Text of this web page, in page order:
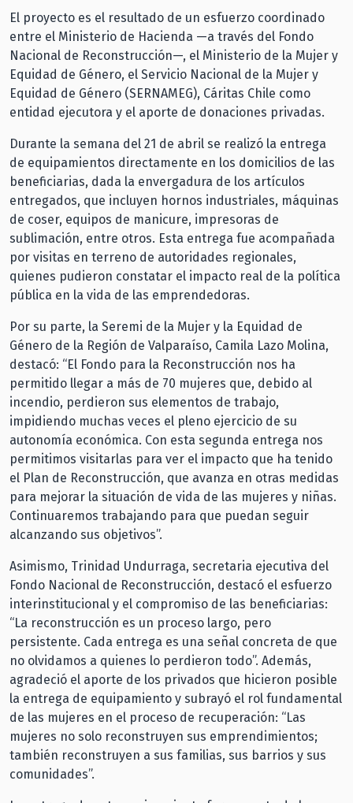
El proyecto es el resultado de un esfuerzo coordinado
entre el Ministerio de Hacienda —a través del Fondo
Nacional de Reconstrucción—, el Ministerio de la Mujer y
Equidad de Género, el Servicio Nacional de la Mujer y
Equidad de Género (SERNAMEG), Cáritas Chile como
entidad ejecutora y el aporte de donaciones privadas.
Durante la semana del 21 de abril se realizó la entrega
de equipamientos directamente en los domicilios de las
beneficiarias, dada la envergadura de los artículos
entregados, que incluyen hornos industriales, máquinas
de coser, equipos de manicure, impresoras de
sublimación, entre otros. Esta entrega fue acompañada
por visitas en terreno de autoridades regionales,
quienes pudieron constatar el impacto real de la política
pública en la vida de las emprendedoras.
Por su parte, la Seremi de la Mujer y la Equidad de
Género de la Región de Valparaíso, Camila Lazo Molina,
destacó: “El Fondo para la Reconstrucción nos ha
permitido llegar a más de 70 mujeres que, debido al
incendio, perdieron sus elementos de trabajo,
impidiendo muchas veces el pleno ejercicio de su
autonomía económica. Con esta segunda entrega nos
permitimos visitarlas para ver el impacto que ha tenido
el Plan de Reconstrucción, que avanza en otras medidas
para mejorar la situación de vida de las mujeres y niñas.
Continuaremos trabajando para que puedan seguir
alcanzando sus objetivos”.
Asimismo, Trinidad Undurraga, secretaria ejecutiva del
Fondo Nacional de Reconstrucción, destacó el esfuerzo
interinstitucional y el compromiso de las beneficiarias:
“La reconstrucción es un proceso largo, pero
persistente. Cada entrega es una señal concreta de que
no olvidamos a quienes lo perdieron todo”. Además,
agradeció el aporte de los privados que hicieron posible
la entrega de equipamiento y subrayó el rol fundamental
de las mujeres en el proceso de recuperación: “Las
mujeres no solo reconstruyen sus emprendimientos;
también reconstruyen a sus familias, sus barrios y sus
comunidades”.